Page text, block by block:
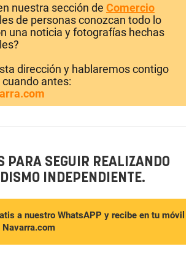
nuestra sección de Comercio
de personas conozcan todo lo
una noticia y fotografías hechas
dirección y hablaremos contigo
antes:
PARA SEGUIR REALIZANDO
INDEPENDIENTE.
a nuestro WhatsAPP y recibe en tu móvil
Navarra.com